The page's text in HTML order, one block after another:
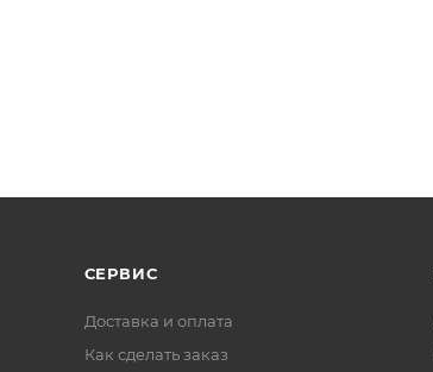
СЕРВИС
Доставка и оплата
Как сделать заказ